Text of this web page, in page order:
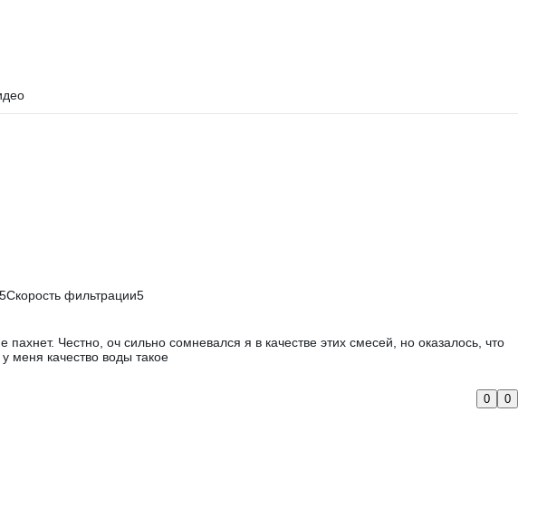
5Скорость фильтрации5
Честно, оч сильно сомневался я в качестве этих смесей, но оказалось, что
меня качество воды такое
0 0